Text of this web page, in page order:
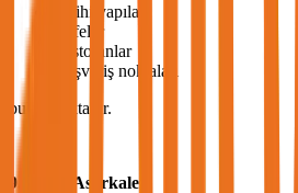
Tarihi yapılar
Kafeler
Restoranlar
Alışveriş noktaları
bulunmaktadır.
9. Bafra Asarkale